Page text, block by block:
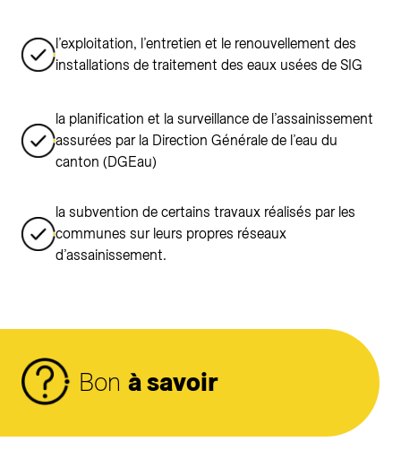
l’exploitation, l’entretien et le renouvellement des
installations de traitement des eaux usées de SIG
la planification et la surveillance de l’assainissement
assurées par la Direction Générale de l’eau du
canton (DGEau)
la subvention de certains travaux réalisés par les
communes sur leurs propres réseaux
d’assainissement.
Bon à savoir